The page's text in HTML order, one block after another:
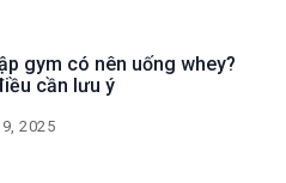
gym có nên uống whey​?
cần lưu ý
2025